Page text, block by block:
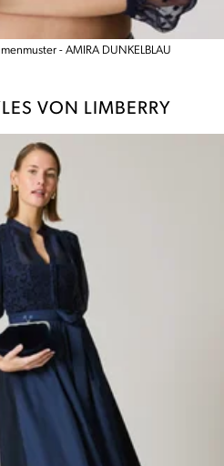
- AMIRA DUNKELBLAU
VON LIMBERRY